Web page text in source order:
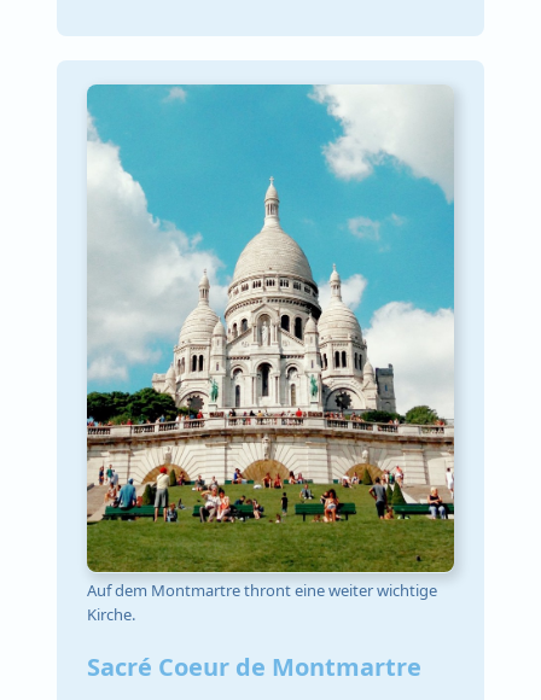
Auf dem Montmartre thront eine weiter wichtige
Kirche.
Sacré Coeur de Montmartre